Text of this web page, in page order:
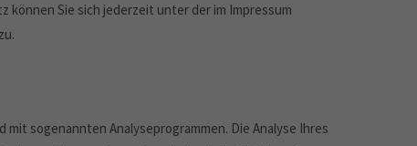
können Sie sich jederzeit unter der im Impressum
sogenannten Analyseprogrammen. Die Analyse Ihres